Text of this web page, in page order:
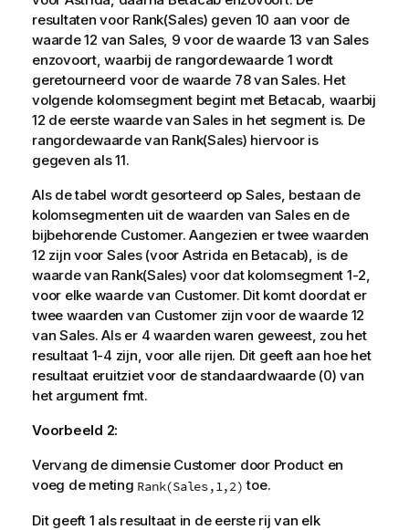
resultaten voor Rank(Sales) geven 10 aan voor de
waarde 12 van Sales, 9 voor de waarde 13 van Sales
enzovoort, waarbij de rangordewaarde 1 wordt
geretourneerd voor de waarde 78 van Sales. Het
volgende kolomsegment begint met Betacab, waarbij
12 de eerste waarde van Salesin het segment is. De
rangordewaarde van Rank(Sales) hiervoor is
gegeven als 11.
Als de tabel wordt gesorteerd op Sales, bestaan de
kolomsegmenten uit de waarden van Salesen de
bijbehorende Customer. Aangezien er twee waarden
12 zijn voor Sales(voor Astrida en Betacab), is de
waarde van Rank(Sales) voor dat kolomsegment 1-2,
voor elke waarde van Customer. Dit komt doordat er
twee waarden van Customerzijn voor de waarde 12
van Sales. Als er 4 waarden waren geweest, zou het
resultaat 1-4 zijn, voor alle rijen. Dit geeft aan hoe het
resultaat eruitziet voor de standaardwaarde (0) van
het argument fmt.
Voorbeeld 2:
Vervang de dimensie Customer door Product en
voeg de meting Rank(Sales,1,2) toe.
Dit geeft 1 als resultaat in de eerste rij van elk